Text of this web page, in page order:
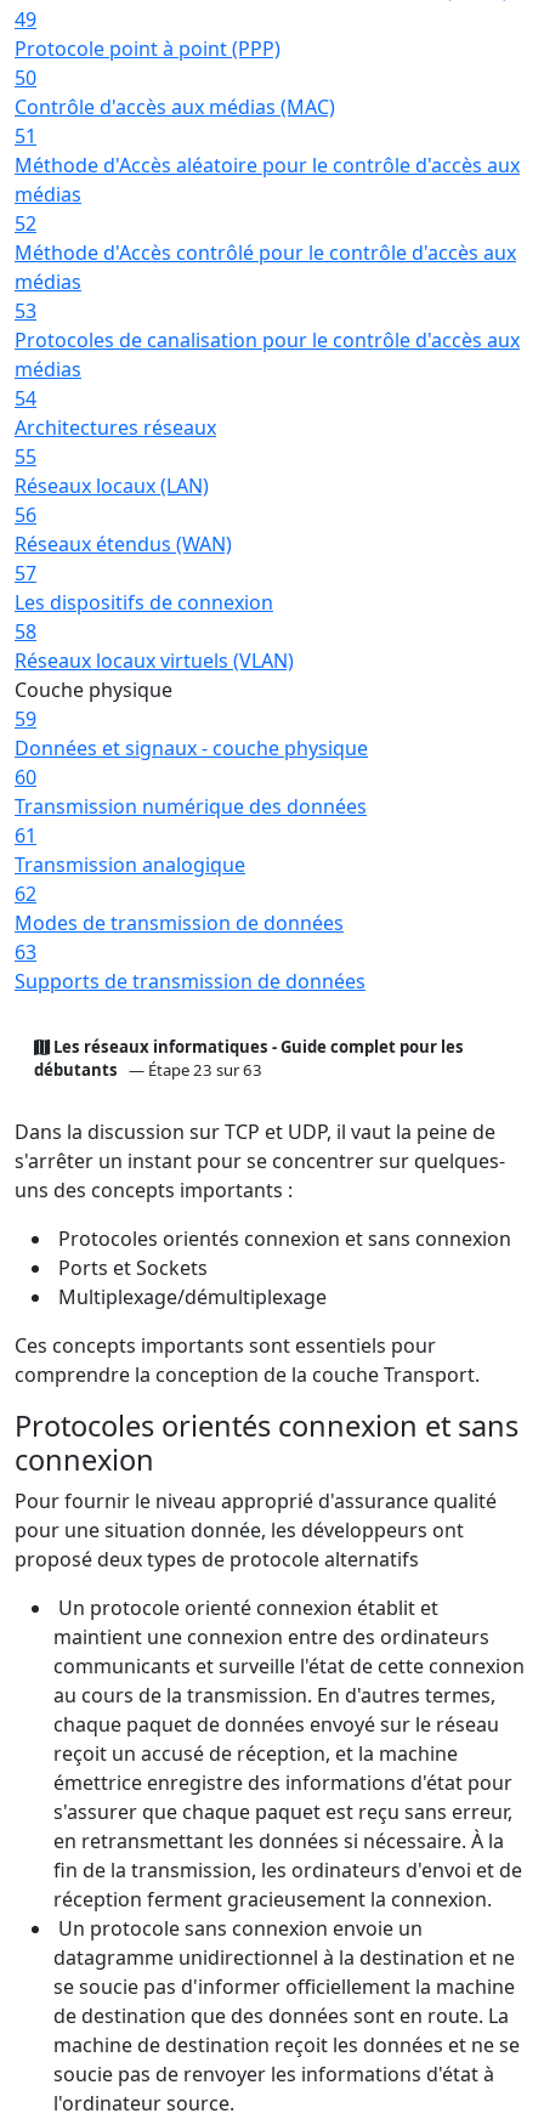
49
Protocole point à point (PPP)
50
Contrôle d'accès aux médias (MAC)
51
Méthode d'Accès aléatoire pour le contrôle d'accès aux
médias
52
Méthode d'Accès contrôlé pour le contrôle d'accès aux
médias
53
Protocoles de canalisation pour le contrôle d'accès aux
médias
54
Architectures réseaux
55
Réseaux locaux (LAN)
56
Réseaux étendus (WAN)
57
Les dispositifs de connexion
58
Réseaux locaux virtuels (VLAN)
Couche physique
59
Données et signaux - couche physique
60
Transmission numérique des données
61
Transmission analogique
62
Modes de transmission de données
63
Supports de transmission de données
Les réseaux informatiques - Guide complet pour les
débutants — Étape 23 sur 63
Dans la discussion sur TCP et UDP, il vaut la peine de
s'arrêter un instant pour se concentrer sur quelques-
uns des concepts importants :
Protocoles orientés connexion et sans connexion
Ports et Sockets
Multiplexage/démultiplexage
Ces concepts importants sont essentiels pour
comprendre la conception de la couche Transport.
Protocoles orientés connexion et sans
connexion
Pour fournir le niveau approprié d'assurance qualité
pour une situation donnée, les développeurs ont
proposé deux types de protocole alternatifs
Un protocole orienté connexion établit et
maintient une connexion entre des ordinateurs
communicants et surveille l'état de cette connexion
au cours de la transmission. En d'autres termes,
chaque paquet de données envoyé sur le réseau
reçoit un accusé de réception, et la machine
émettrice enregistre des informations d'état pour
s'assurer que chaque paquet est reçu sans erreur,
en retransmettant les données si nécessaire. À la
fin de la transmission, les ordinateurs d'envoi et de
réception ferment gracieusement la connexion.
Un protocole sans connexion envoie un
datagramme unidirectionnel à la destination et ne
se soucie pas d'informer officiellement la machine
de destination que des données sont en route. La
machine de destination reçoit les données et ne se
soucie pas de renvoyer les informations d'état à
l'ordinateur source.